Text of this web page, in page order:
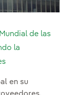
de las
la
en su